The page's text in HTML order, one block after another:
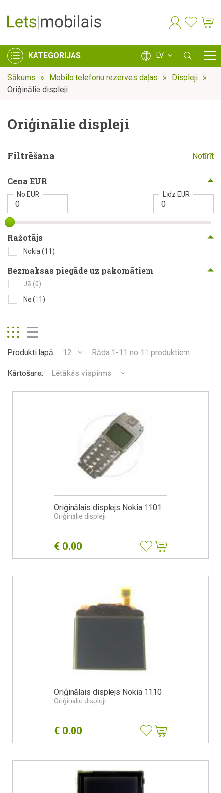
KATEGORIJAS LV
Sākums Mobilo telefonu rezerves daļas
Displeji
Oriģinālie displeji
Oriģinālie displeji
Filtrēšana Notīrīt
Cena EUR
No EUR Līdz EUR
Ražotājs
Nokia (11)
Bezmaksas piegāde uz pakomātiem
Jā (0)
Nē(11)
Produkti lapā: 12 Rāda 1-11 no 11 produktiem
Kārtošana: Lētākās vispirms
Oriģinālais displejs Nokia 1101
Oriģinālie displeji
€ 0.00
Oriģinālais displejs Nokia 1110
Oriģinālie displeji
€ 0.00